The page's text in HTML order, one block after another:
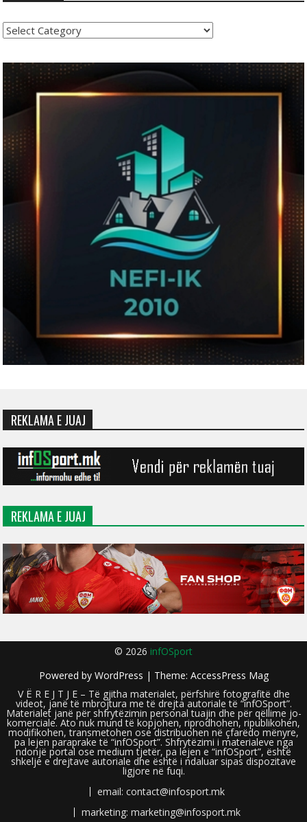
Kategoritë
REKLAMA E JUAJ
REKLAMA E JUAJ
© 2026 infOSport
Powered by WordPress | Theme: AccessPress Mag
V Ë R E J T J E – Të gjitha materialet, përfshirë fotografitë dhe
videot, janë të mbrojtura me të drejta autoriale të “infOSport”.
Materialet janë për shfrytëzimin personal tuajin dhe për qëllime jo-
komerciale. Ato nuk mund të kopjohen, riprodhohen, ripublikohen,
modifikohen, transmetohen ose distribuohen në çfarëdo mënyre,
pa lejen paraprake të “infOSport”. Shfrytëzimi i materialeve nga
ndonjë portal ose medium tjetër, pa lejen e “infOSport”, është
shkelje e drejtave autoriale dhe është i ndaluar sipas dispozitave
ligjore në fuqi.
email: contact@infosport.mk
marketing: marketing@infosport.mk